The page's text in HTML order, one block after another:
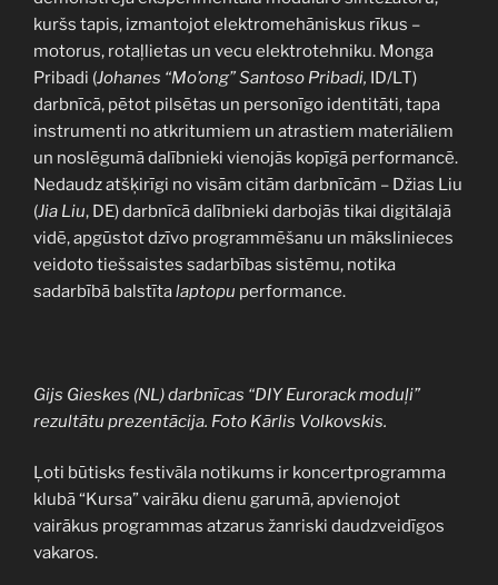
kuršs tapis, izmantojot elektromehāniskus rīkus –
motorus, rotaļlietas un vecu elektrotehniku. Monga
Pribadi (Johanes “Mo’ong” Santoso Pribadi, ID/LT)
darbnīcā, pētot pilsētas un personīgo identitāti, tapa
instrumenti no atkritumiem un atrastiem materiāliem
un noslēgumā dalībnieki vienojās kopīgā performancē.
Nedaudz atšķirīgi no visām citām darbnīcām – Džias Liu
(Jia Liu, DE) darbnīcā dalībnieki darbojās tikai digitālajā
vidē, apgūstot dzīvo programmēšanu un mākslinieces
veidoto tiešsaistes sadarbības sistēmu, notika
sadarbībā balstītalaptopu performance.
Gijs Gieskes (NL) darbnīcas “DIY Eurorack moduļi”
rezultātu prezentācija. Foto Kārlis Volkovskis.
Ļoti būtisks festivāla notikums ir koncertprogramma
klubā “Kursa” vairāku dienu garumā, apvienojot
vairākus programmas atzarus žanriski daudzveidīgos
vakaros.